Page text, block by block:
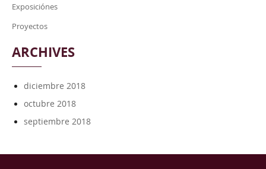
Exposiciónes
Proyectos
ARCHIVES
diciembre 2018
octubre 2018
septiembre 2018